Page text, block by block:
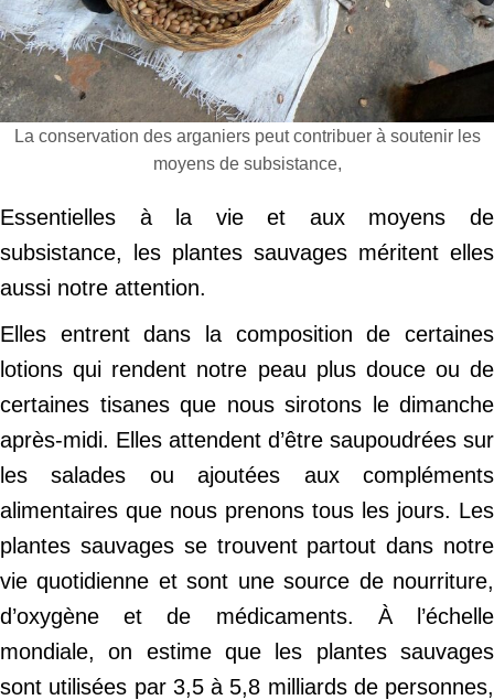
La conservation des arganiers peut contribuer à soutenir les
moyens de subsistance,
Essentielles à la vie et aux moyens de
subsistance, les plantes sauvages méritent elles
aussi notre attention.
Elles entrent dans la composition de certaines
lotions qui rendent notre peau plus douce ou de
certaines tisanes que nous sirotons le dimanche
après-midi. Elles attendent d’être saupoudrées sur
les salades ou ajoutées aux compléments
alimentaires que nous prenons tous les jours. Les
plantes sauvages se trouvent partout dans notre
vie quotidienne et sont une source de nourriture,
d’oxygène et de médicaments. À l’échelle
mondiale, on estime que les plantes sauvages
sont utilisées par 3,5 à 5,8 milliards de personnes,